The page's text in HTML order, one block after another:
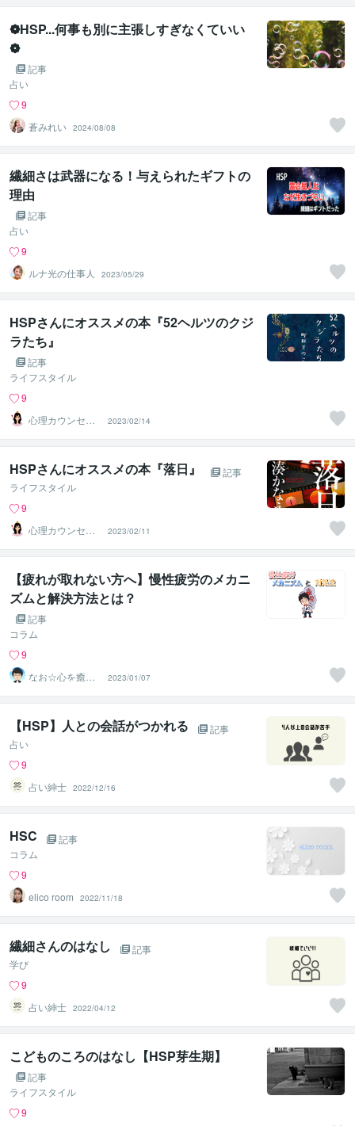
❁HSP...何事も別に主張しすぎなくていい
❁
記事
占い
9
蒼みれい 2024/08/08
繊細さは武器になる！与えられたギフトの
理由
記事
占い
9
ルナ光の仕事人
2023/05/29
HSPさんにオススメの本『52ヘルツのクジ
ラたち』
記事
ライフスタイル
9
心理カウンセラ
ーしおり
2023/02/14
HSPさんにオススメの本『落日』
記事
ライフスタイル
9
心理カウンセラ
ーしおり
2023/02/11
【疲れが取れない方へ】慢性疲労のメカニ
ズムと解決方法とは？
記事
コラム
9
なお☆心を癒や
すカウンセラー
2023/01/07
【HSP】人との会話がつかれる
記事
占い
9
占い紳士 2022/12/16
HSC
記事
コラム
9
elico room
2022/11/18
繊細さんのはなし
記事
学び
9
占い紳士 2022/04/12
こどものころのはなし【HSP芽生期】
記事
ライフスタイル
9